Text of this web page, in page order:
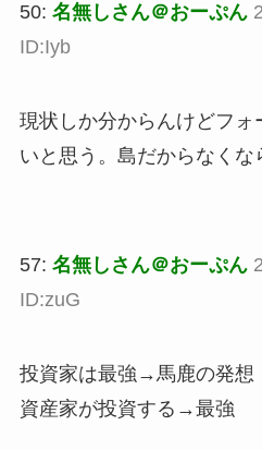
50: 名無しさん＠おーぷん
ID:Iyb
現状しか分からんけどフォ
いと思う。島だからなくな
57: 名無しさん＠おーぷん
ID:zuG
投資家は最強→馬鹿の発想
資産家が投資する→最強